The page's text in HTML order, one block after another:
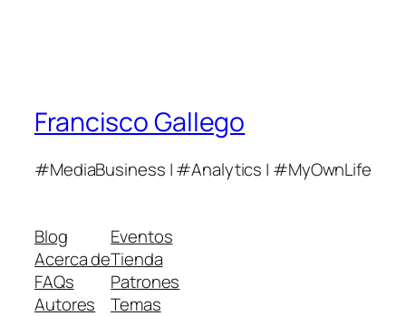
Francisco Gallego
#MediaBusiness | #Analytics | #MyOwnLife
Blog
Acerca de
FAQs
Autores
Eventos
Tienda
Patrones
Temas